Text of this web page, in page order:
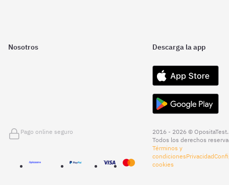
Nosotros Descarga la app
Pago online seguro
2016 - 2026 © OpositaTest.
Todos los derechos
Términos y
condicionesPrivacidad
cookies